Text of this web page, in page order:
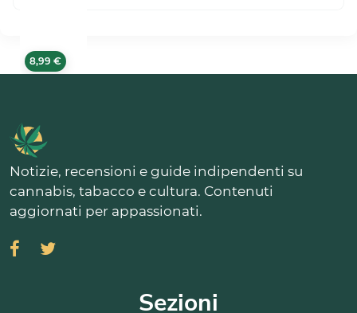
8,99 €
Notizie, recensioni e guide indipendenti su
cannabis, tabacco e cultura. Contenuti
aggiornati per appassionati.
Sezioni